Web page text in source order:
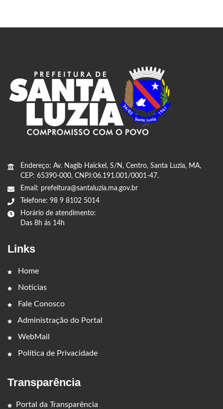
Endereço: Av. Nagib Haickel, S/N, Centro, Santa Luzia, MA,
CEP: 65390-000, CNPJ:06.191.001/0001-47.
Email: prefeitura@santaluzia.ma.gov.br
Telefone: 98 9 8102 5014
Horário de atendimento:
Das 8h ás 14h
Links
Home
Notícias
Fale Conosco
Administração do Portal
WebMail
Política de Privacidade
Transparência
Portal da Transparência